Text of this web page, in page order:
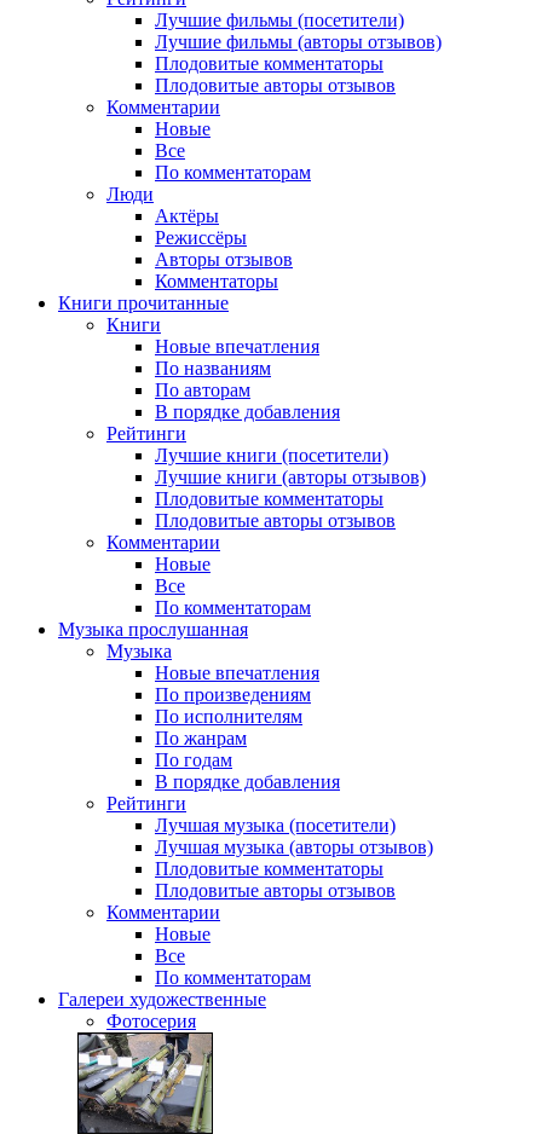
Лучшие фильмы (посетители)
Лучшие фильмы (авторы отзывов)
Плодовитые комментаторы
Плодовитые авторы отзывов
Комментарии
Новые
Все
По комментаторам
Люди
Актёры
Режиссёры
Авторы отзывов
Комментаторы
Книги прочитанные
Книги
Новые впечатления
По названиям
По авторам
В порядке добавления
Рейтинги
Лучшие книги (посетители)
Лучшие книги (авторы отзывов)
Плодовитые комментаторы
Плодовитые авторы отзывов
Комментарии
Новые
Все
По комментаторам
Музыка прослушанная
Музыка
Новые впечатления
По произведениям
По исполнителям
По жанрам
По годам
В порядке добавления
Рейтинги
Лучшая музыка (посетители)
Лучшая музыка (авторы отзывов)
Плодовитые комментаторы
Плодовитые авторы отзывов
Комментарии
Новые
Все
По комментаторам
Галереи художественные
Фотосерия